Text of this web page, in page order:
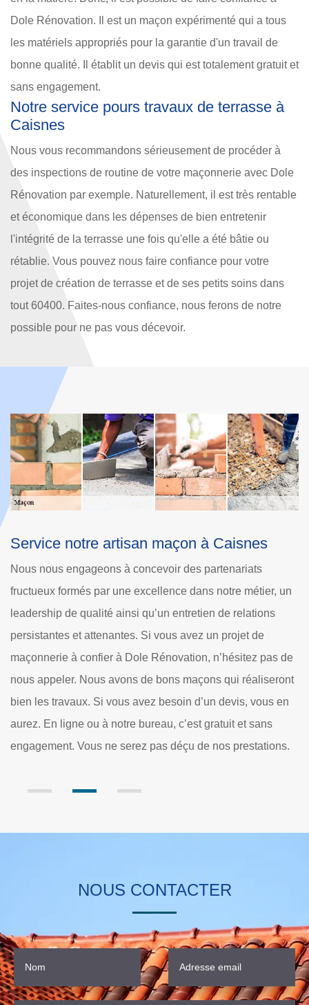
Dole Rénovation. Il est un maçon expérimenté qui a tous
les matériels appropriés pour la garantie d'un travail de
bonne qualité. Il établit un devis qui est totalement gratuit et
sans engagement.
Notre service pours travaux de terrasse à
Caisnes
Nous vous recommandons sérieusement de procéder à
des inspections de routine de votre maçonnerie avec Dole
Rénovation par exemple. Naturellement, il est très rentable
et économique dans les dépenses de bien entretenir
l'intégrité de la terrasse une fois qu'elle a été bâtie ou
rétablie. Vous pouvez nous faire confiance pour votre
projet de création de terrasse et de ses petits soins dans
tout 60400. Faites-nous confiance, nous ferons de notre
possible pour ne pas vous décevoir.
un
de
Les fournisseurs de notre entreprise de
maçonnerie Dole Rénovation
Nous communiquons bien avec les fabricants de nos
matériaux de maçonnerie. Ce qui peut être important pour
l’achat de briques colorées et personnalisées de tailles
avec des formes uniques. Nos relations de longue date
avec nos fournisseurs de matériaux pour la maçonnerie
60400 nous permettent d’obtenir les fournitures utiles à
réduits dans des délais de livraison courts. Nous sommes
convaincus que nous pouvons vous fournir le matériel
NOUS CONTACTER